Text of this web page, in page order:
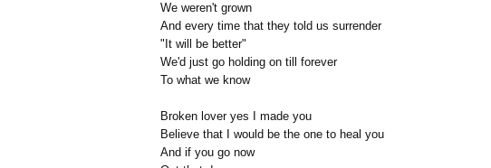
We weren't grown
And every time that they told us surrender
"It will be better"
We'd just go holding on till forever
To what we know
Broken lover yes I made you
Believe that I would be the one to heal you
And if you go now